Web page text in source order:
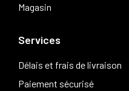
Magasin
Services
Délais et frais de livraison
Paiement sécurisé